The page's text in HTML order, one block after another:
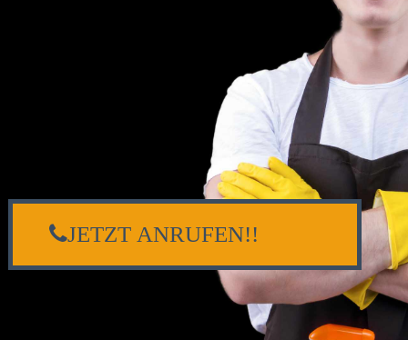
JETZT ANRUFEN!!